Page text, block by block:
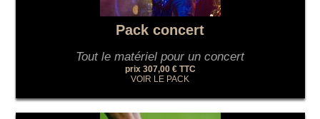
Pack concert
Tout le matériel pour un concert
prix 307,00 € TTC
VOIR LE PACK